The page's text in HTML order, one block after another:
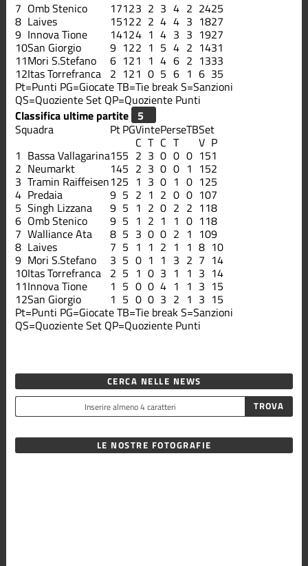
7 Omb Stenico 17123 2 3 4 2 2425
8 Laives 15122 2 4 4 3 1827
9 Innova Tione 14124 1 4 3 3 1927
10San Giorgio 9 122 1 5 4 2 1431
11Mori S.Stefano 6 121 1 4 6 2 1333
12Itas Torrefranca 2 121 0 5 6 1 6 35
Pt=Punti PG=GiocateTB=Tie breakS=Sanzioni
QS=Quoziente Set QP=Quoziente Punti
Classifica ultime partite
Squadra
PtPGVintePerseTBSet
C T C T V P
1 Bassa Vallagarina155 2 3 0 0 0 151
2 Neumarkt 145 2 3 0 0 1 152
3 Tramin Raiffeisen125 1 3 0 1 0 125
4 Predaia 9 5 2 1 2 0 0 107
5 Singh Lizzana 9 5 1 2 0 2 2 118
6 Omb Stenico 9 5 1 2 1 1 0 118
7 Walliance Ata 8 5 3 0 0 2 1 109
8 Laives 7 5 1 1 2 1 1 8 10
9 Mori S.Stefano 3 5 0 1 1 3 2 7 14
10Itas Torrefranca 2 5 1 0 3 1 1 3 14
11Innova Tione 1 5 0 0 4 1 1 3 15
12San Giorgio 1 5 0 0 3 2 1 3 15
Pt=Punti PG=GiocateTB=Tie breakS=Sanzioni
QS=Quoziente Set QP=Quoziente Punti
CERCA NELLE NEWS
LE NOSTRE FOTOGRAFIE